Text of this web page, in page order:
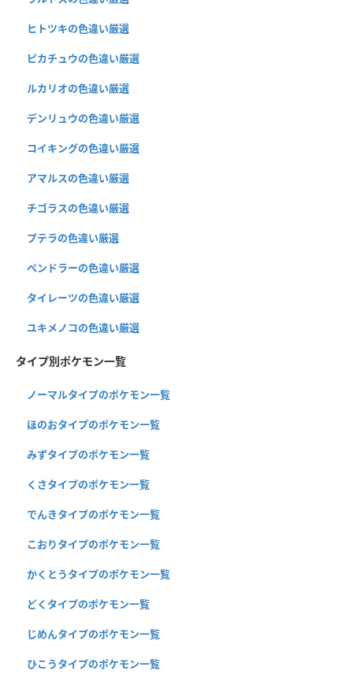
ヒトツキの色違い厳選
ピカチュウの色違い厳選
ルカリオの色違い厳選
デンリュウの色違い厳選
コイキングの色違い厳選
アマルスの色違い厳選
チゴラスの色違い厳選
プテラの色違い厳選
ペンドラーの色違い厳選
タイレーツの色違い厳選
ユキメノコの色違い厳選
タイプ別ポケモン一覧
ノーマルタイプのポケモン一覧
ほのおタイプのポケモン一覧
みずタイプのポケモン一覧
くさタイプのポケモン一覧
でんきタイプのポケモン一覧
こおりタイプのポケモン一覧
かくとうタイプのポケモン一覧
どくタイプのポケモン一覧
じめんタイプのポケモン一覧
ひこうタイプのポケモン一覧